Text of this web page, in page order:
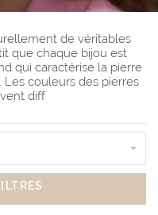
de véritables
que chaque bijou est
qui caractérise la pierre
Les couleurs des pierres
diff